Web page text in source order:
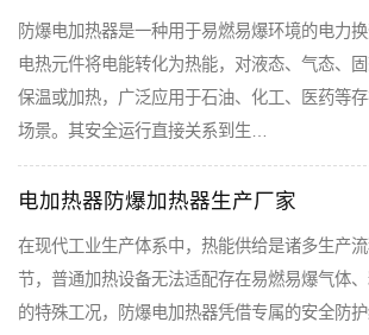
防爆电加热器是一种用于易燃易爆环境的电力
电热元件将电能转化为热能，对液态、气态、固
保温或加热，广泛应用于石油、化工、医药等
场景。其安全运行直接关系到生…
电加热器防爆加热器生产厂家
在现代工业生产体系中，热能供给是诸多生产
节，普通加热设备无法适配存在易燃易爆气体
的特殊工况，防爆电加热器凭借专属的安全防